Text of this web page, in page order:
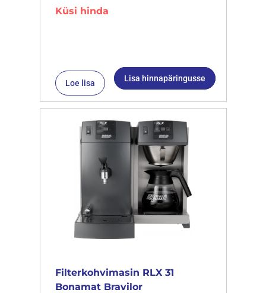
Küsi hinda
Loe lisa Lisa hinnapäringusse
Filterkohvimasin RLX 31
Bonamat Bravilor